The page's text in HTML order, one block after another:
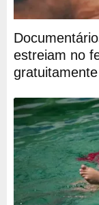
estreiam no